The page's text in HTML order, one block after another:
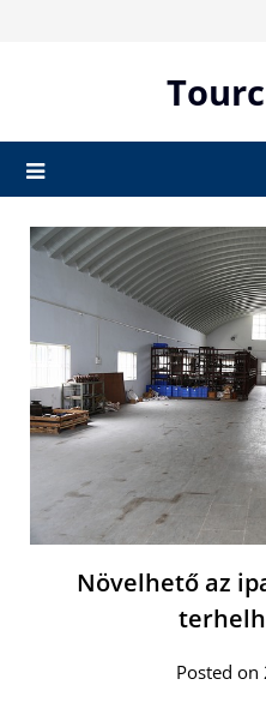
Növelhető az
Posted